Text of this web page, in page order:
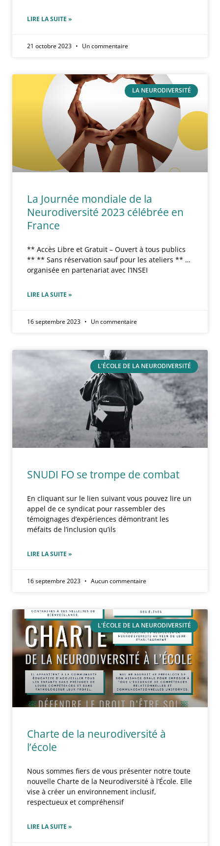
LIRE LA SUITE »
21 octobre 2023 Un commentaire
LA NEURODIVERSITÉ
La Journée mondiale de la
Neurodiversité 2023 célébrée en
France
** Accès Libre et Gratuit – Ouvert à tous publics
** ** Sans réservation sauf pour les ateliers ** …
organisée en partenariat avec l’INSEI
LIRE LA SUITE »
16 septembre 2023 Un commentaire
L'ÉCOLE DE LA NEURODIVERSITÉ
SNUDI FO se trompe de combat
En cliquant sur le lien suivant vous pouvez lire un
appel de ce syndicat pour rassembler des
témoignages d’expériences démontrant les
méfaits de l’inclusion qu’ils
LIRE LA SUITE »
16 septembre 2023 Aucun commentaire
L'ÉCOLE DE LA NEURODIVERSITÉ
Charte de la neurodiversité à
l’école
Nous sommes fiers de vous présenter notre toute
nouvelle Charte de la Neurodiversité à l’École. Elle
vise à créer un environnement inclusif,
respectueux et compréhensif
LIRE LA SUITE »